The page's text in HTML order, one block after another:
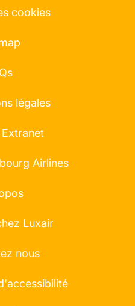
cookies
légales
Airlines
Luxair
nous